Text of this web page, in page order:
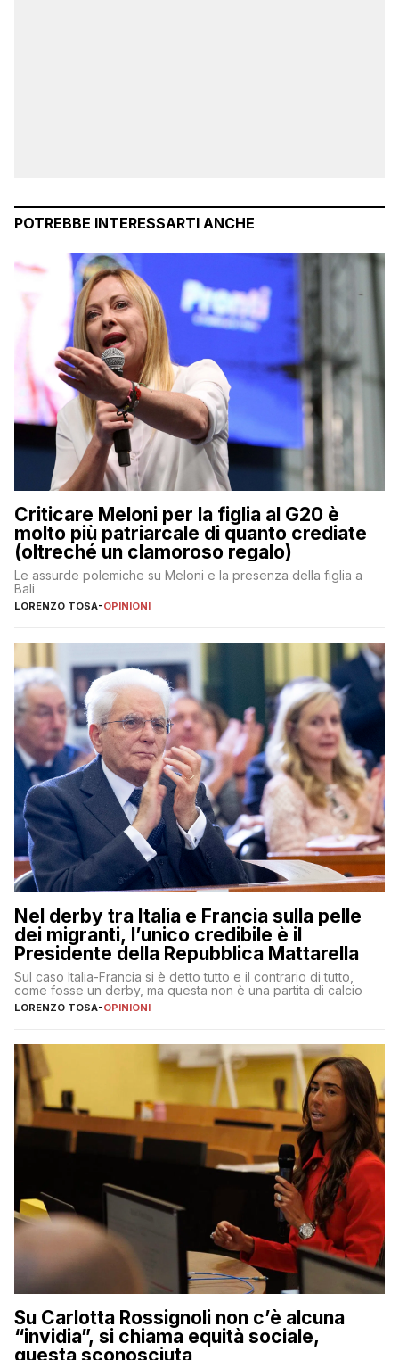
POTREBBE INTERESSARTI ANCHE
Criticare Meloni per la figlia al G20 è
molto più patriarcale di quanto crediate
(oltreché un clamoroso regalo)
Le assurde polemiche su Meloni e la presenza della figlia a
Bali
LORENZO TOSA-OPINIONI
Nel derby tra Italia e Francia sulla pelle
dei migranti, l’unico credibile è il
Presidente della Repubblica Mattarella
Sul caso Italia-Francia si è detto tutto e il contrario di tutto,
come fosse un derby, ma questa non è una partita di calcio
LORENZO TOSA-OPINIONI
Su Carlotta Rossignoli non c’è alcuna
“invidia”, si chiama equità sociale,
questa sconosciuta